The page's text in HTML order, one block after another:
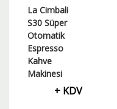
La Cimbali
S30 Süper
Otomatik
Espresso
Kahve
Makinesi
+ KDV